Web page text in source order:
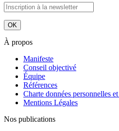
À propos
Manifeste
Conseil objectivé
Équipe
Références
Charte données personnelles
Mentions Légales
Nos publications